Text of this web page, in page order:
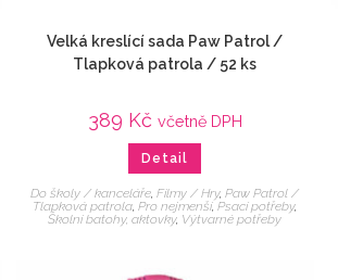
Velká kreslící sada Paw Patrol /
Tlapková patrola / 52 ks
389 Kč včetně DPH
Detail
Do školy / kanceláře ,Filmy / Hry,Paw Patrol /
Tlapková patrola ,Pro nejmenší,Psací potřeby,
Školní batohy, aktovky, Výtvarné potřeby